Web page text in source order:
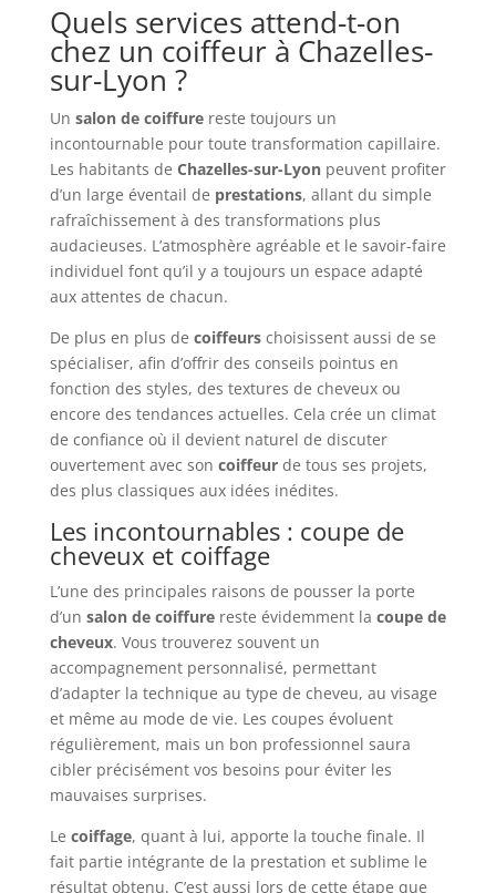
Quels services attend-t-on
chez un coiffeur à Chazelles-
sur-Lyon ?
Un salon de coiffurereste toujours un
incontournable pour toute transformation capillaire.
Les habitants de Chazelles-sur-Lyonpeuvent profiter
d’un large éventail de prestations, allant du simple
rafraîchissement à des transformations plus
audacieuses. L’atmosphère agréable et le savoir-faire
individuel font qu’il y a toujours un espace adapté
aux attentes de chacun.
De plus en plus de coiffeurschoisissent aussi de se
spécialiser, afin d’offrir des conseils pointus en
fonction des styles, des textures de cheveux ou
encore des tendances actuelles. Cela crée un climat
de confiance où il devient naturel de discuter
ouvertement avec son coiffeurde tous ses projets,
des plus classiques aux idées inédites.
Les incontournables : coupe de
cheveux et coiffage
L’une des principales raisons de pousser la porte
d’un salon de coiffurereste évidemment la coupe de
cheveux. Vous trouverez souvent un
accompagnement personnalisé, permettant
d’adapter la technique au type de cheveu, au visage
et même au mode de vie. Les coupes évoluent
régulièrement, mais un bon professionnel saura
cibler précisément vos besoins pour éviter les
mauvaises surprises.
Le coiffage, quant à lui, apporte la touche finale. Il
fait partie intégrante de la prestation et sublime le
résultat obtenu. C’est aussi lors de cette étape que